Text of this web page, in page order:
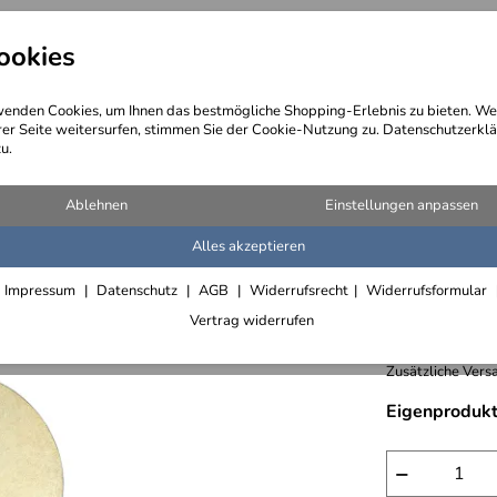
Cookies, um Ihnen das bestmögliche Shopping-Erlebnis zu bieten.
Seite weitersurfen, stimmen Sie der Cookie-Nutzung zu.
Ablehnen Einstellungen anpassen
Alles akzeptieren
Impressum Datenschutz AGB Widerrufsrecht
Widerrufsformular
Vertrag widerrufen
Wegebeschreibung @
oder Profil
rundes
Zusätzliche
−